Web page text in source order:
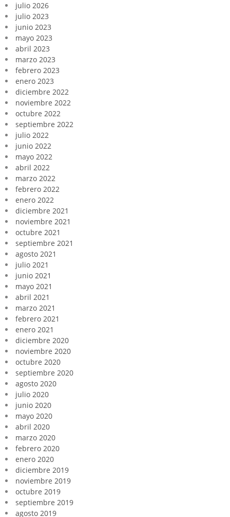
julio 2026
julio 2023
junio 2023
mayo 2023
abril 2023
marzo 2023
febrero 2023
enero 2023
diciembre 2022
noviembre 2022
octubre 2022
septiembre 2022
julio 2022
junio 2022
mayo 2022
abril 2022
marzo 2022
febrero 2022
enero 2022
diciembre 2021
noviembre 2021
octubre 2021
septiembre 2021
agosto 2021
julio 2021
junio 2021
mayo 2021
abril 2021
marzo 2021
febrero 2021
enero 2021
diciembre 2020
noviembre 2020
octubre 2020
septiembre 2020
agosto 2020
julio 2020
junio 2020
mayo 2020
abril 2020
marzo 2020
febrero 2020
enero 2020
diciembre 2019
noviembre 2019
octubre 2019
septiembre 2019
agosto 2019